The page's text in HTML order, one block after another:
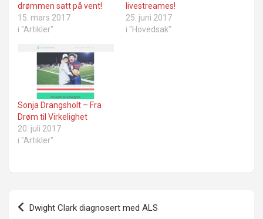
drømmen satt på vent!
15. mars 2017
i "Artikler"
livestreames!
25. juni 2017
i "Hovedsak"
Sonja Drangsholt – Fra
Drøm til Virkelighet
20. juli 2017
i "Artikler"
Innleggsnavigasjon
Dwight Clark diagnosert med ALS